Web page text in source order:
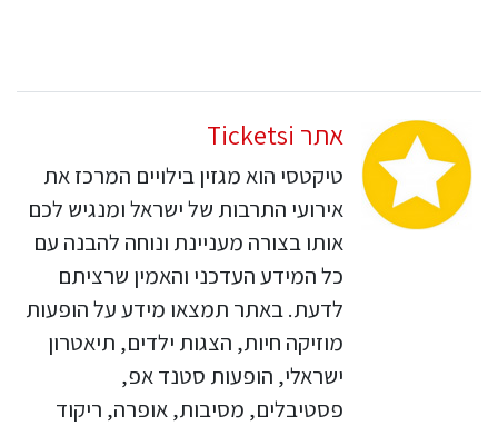
אתר Ticketsi
טיקטסי הוא מגזין בילויים המרכז את
אירועי התרבות של ישראל ומנגיש לכם
אותו בצורה מעניינת ונוחה להבנה עם
כל המידע העדכני והאמין שרציתם
לדעת. באתר תמצאו מידע על הופעות
מוזיקה חיות, הצגות ילדים, תיאטרון
ישראלי, הופעות סטנד אפ,
פסטיבלים, מסיבות, אופרה, ריקוד